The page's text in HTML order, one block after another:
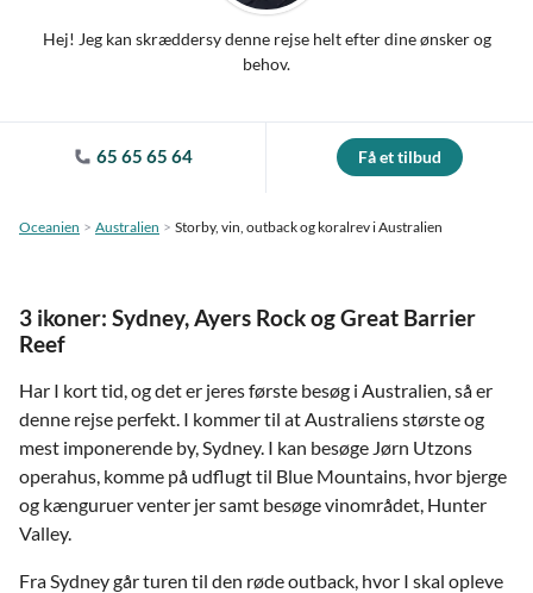
Hej! Jeg kan skræddersy denne rejse helt efter dine ønsker og
behov.
65 65 65 64 Få et tilbud
Oceanien Australien Storby, vin, outback og koralrev i Australien
3 ikoner: Sydney, Ayers Rock og Great Barrier
Reef
Har I kort tid, og det er jeres første besøg i Australien, så er
denne rejse perfekt. I kommer til at Australiens største og
mest imponerende by, Sydney. I kan besøge Jørn Utzons
operahus, komme på udflugt til Blue Mountains, hvor bjerge
og kænguruer venter jer samt besøge vinområdet, Hunter
Valley.
Fra Sydney går turen til den røde outback, hvor I skal opleve